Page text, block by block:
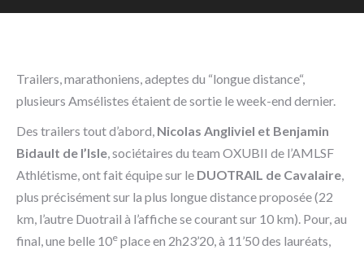
Trailers, marathoniens, adeptes du “longue distance“,
plusieurs Amsélistes étaient de sortie le week-end dernier.
Des trailers tout d’abord, Nicolas Angliviel et Benjamin
Bidault de l’Isle, sociétaires du team OXUBII de l’AMLSF
Athlétisme, ont fait équipe sur le DUOTRAIL de Cavalaire,
plus précisément sur la plus longue distance proposée (22
km, l’autre Duotrail à l’affiche se courant sur 10 km). Pour, au
final, une belle 10e place en 2h23’20, à 11’50 des lauréats,